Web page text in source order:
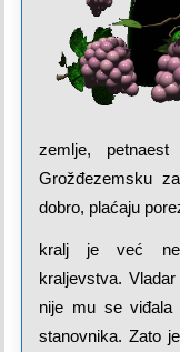
zemlje,
Grožđezemsku
dobro, plaćaju
kralj je već
kraljevstva.
nije mu se viđala
stanovnika. Zato